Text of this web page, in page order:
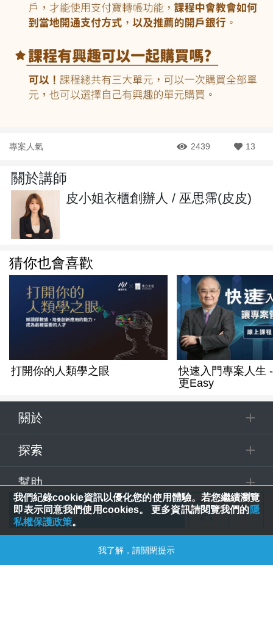
專案人氣 2439 13
關於講師
皮小姐衣櫃創辦人 / 巫思霈(皮皮)
猜你也會喜歡
打開你的人類學之眼
快速入門專案人生
更Easy
立即訂閱
關於
探索
幫助
追蹤
© 2025 Spring House Entertainment Tech. Inc. All Rights Reserved.
我們紀錄cookie資訊以優化您的使用體驗。若您繼續瀏覽
即表示同意我們使用cookies。 更多資訊請閱覽我們的隱
私權保護政策。
我了解，請關閉提示